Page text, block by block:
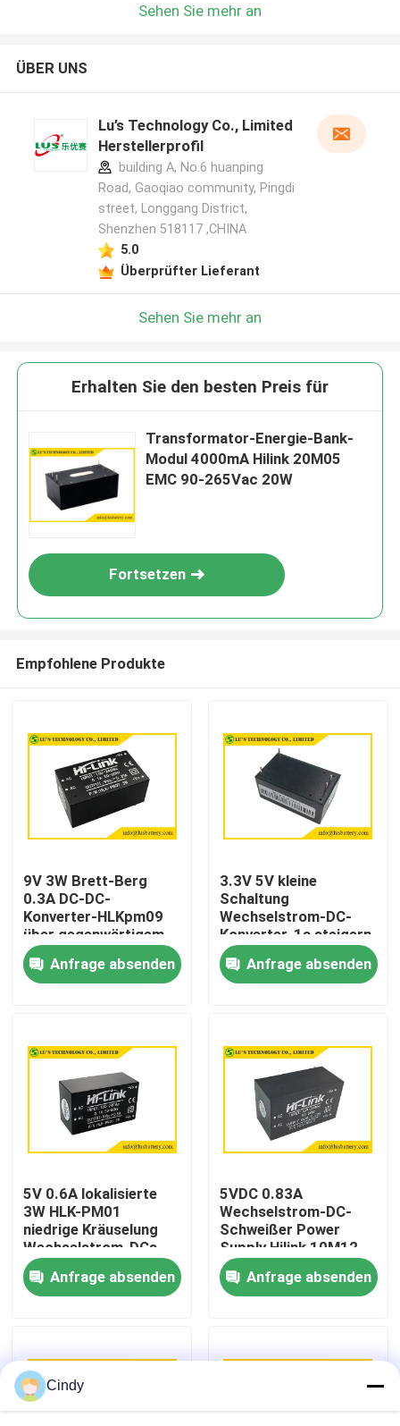
Haus
Produkte
Fabrik-Ausflug
Qualitätskontrolle
Treten Sie mit uns in Verbindung
Nachrichten
Lithium-Thionylchlorid-Batterie
Lithium-Mangan-Dioxid-Batterie
Sehen Sie mehr an
ÜBER UNS
Lu’s Technology Co., Limited
Herstellerprofil
building A, No.6 huanping
Road, Gaoqiao community, Pingdi
street, Longgang District,
Shenzhen 518117 ,CHINA
5.0
Überprüfter Lieferant
Sehen Sie mehr an
Erhalten Sie den besten Preis für
Transformator-Energie-Bank-
Modul 4000mA Hilink 20M05
EMC 90-265Vac 20W
Fortsetzen
Empfohlene Produkte
9V 3W Brett-Berg
0.3A DC-DC-
Konverter-HLKpm09
über gegenwärtigem
Schutz
Anfrage absenden
3.3V 5V kleine
Schaltung
Wechselstrom-DC-
Konverter-1a steigern
Höhe des Stromkreis-
2000mAnfrage absenden
5V 0.6A lokalisierte
3W HLK-PM01
niedrige Kräuselung
Wechselstrom-DCs
Stromversorgung
Anfrage absenden
5VDC 0.83A
Wechselstrom-DC-
Schweißer Power
Supply Hilink 10M12
5v 700ma
Anfrage absenden
Cindy